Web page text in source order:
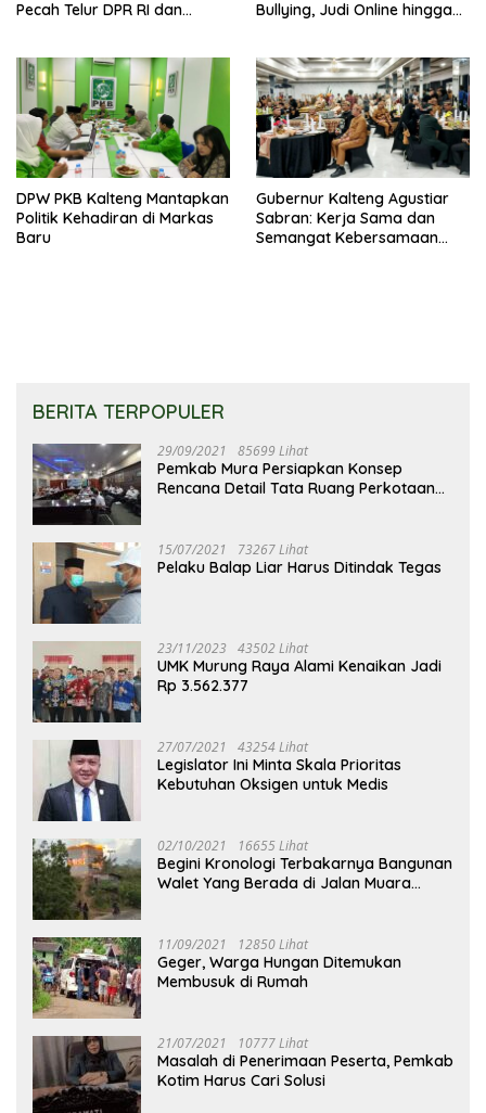
Pecah Telur DPR RI dan
Bullying, Judi Online hingga
DPW PKB Kalteng Mantapkan
Politik Kehadiran di Markas
Baru
Gubernur Kalteng Agustiar
Sabran: Kerja Sama dan
Semangat Kebersamaan
BERITA TERPOPULER
29/09/2021 85699 Lihat
Pemkab Mura Persiapkan Konsep
Rencana Detail Tata Ruang Perkotaan
15/07/2021 73267 Lihat
Pelaku Balap Liar Harus Ditindak Tegas
23/11/2023 43502 Lihat
UMK Murung Raya Alami Kenaikan Jadi
Rp 3.562.377
27/07/2021 43254 Lihat
Legislator Ini Minta Skala Prioritas
Kebutuhan Oksigen untuk Medis
02/10/2021 16655 Lihat
Begini Kronologi Terbakarnya Bangunan
Walet Yang Berada di Jalan Muara
11/09/2021 12850 Lihat
Geger, Warga Hungan Ditemukan
Membusuk di Rumah
21/07/2021 10777 Lihat
Masalah di Penerimaan Peserta, Pemkab
Kotim Harus Cari Solusi